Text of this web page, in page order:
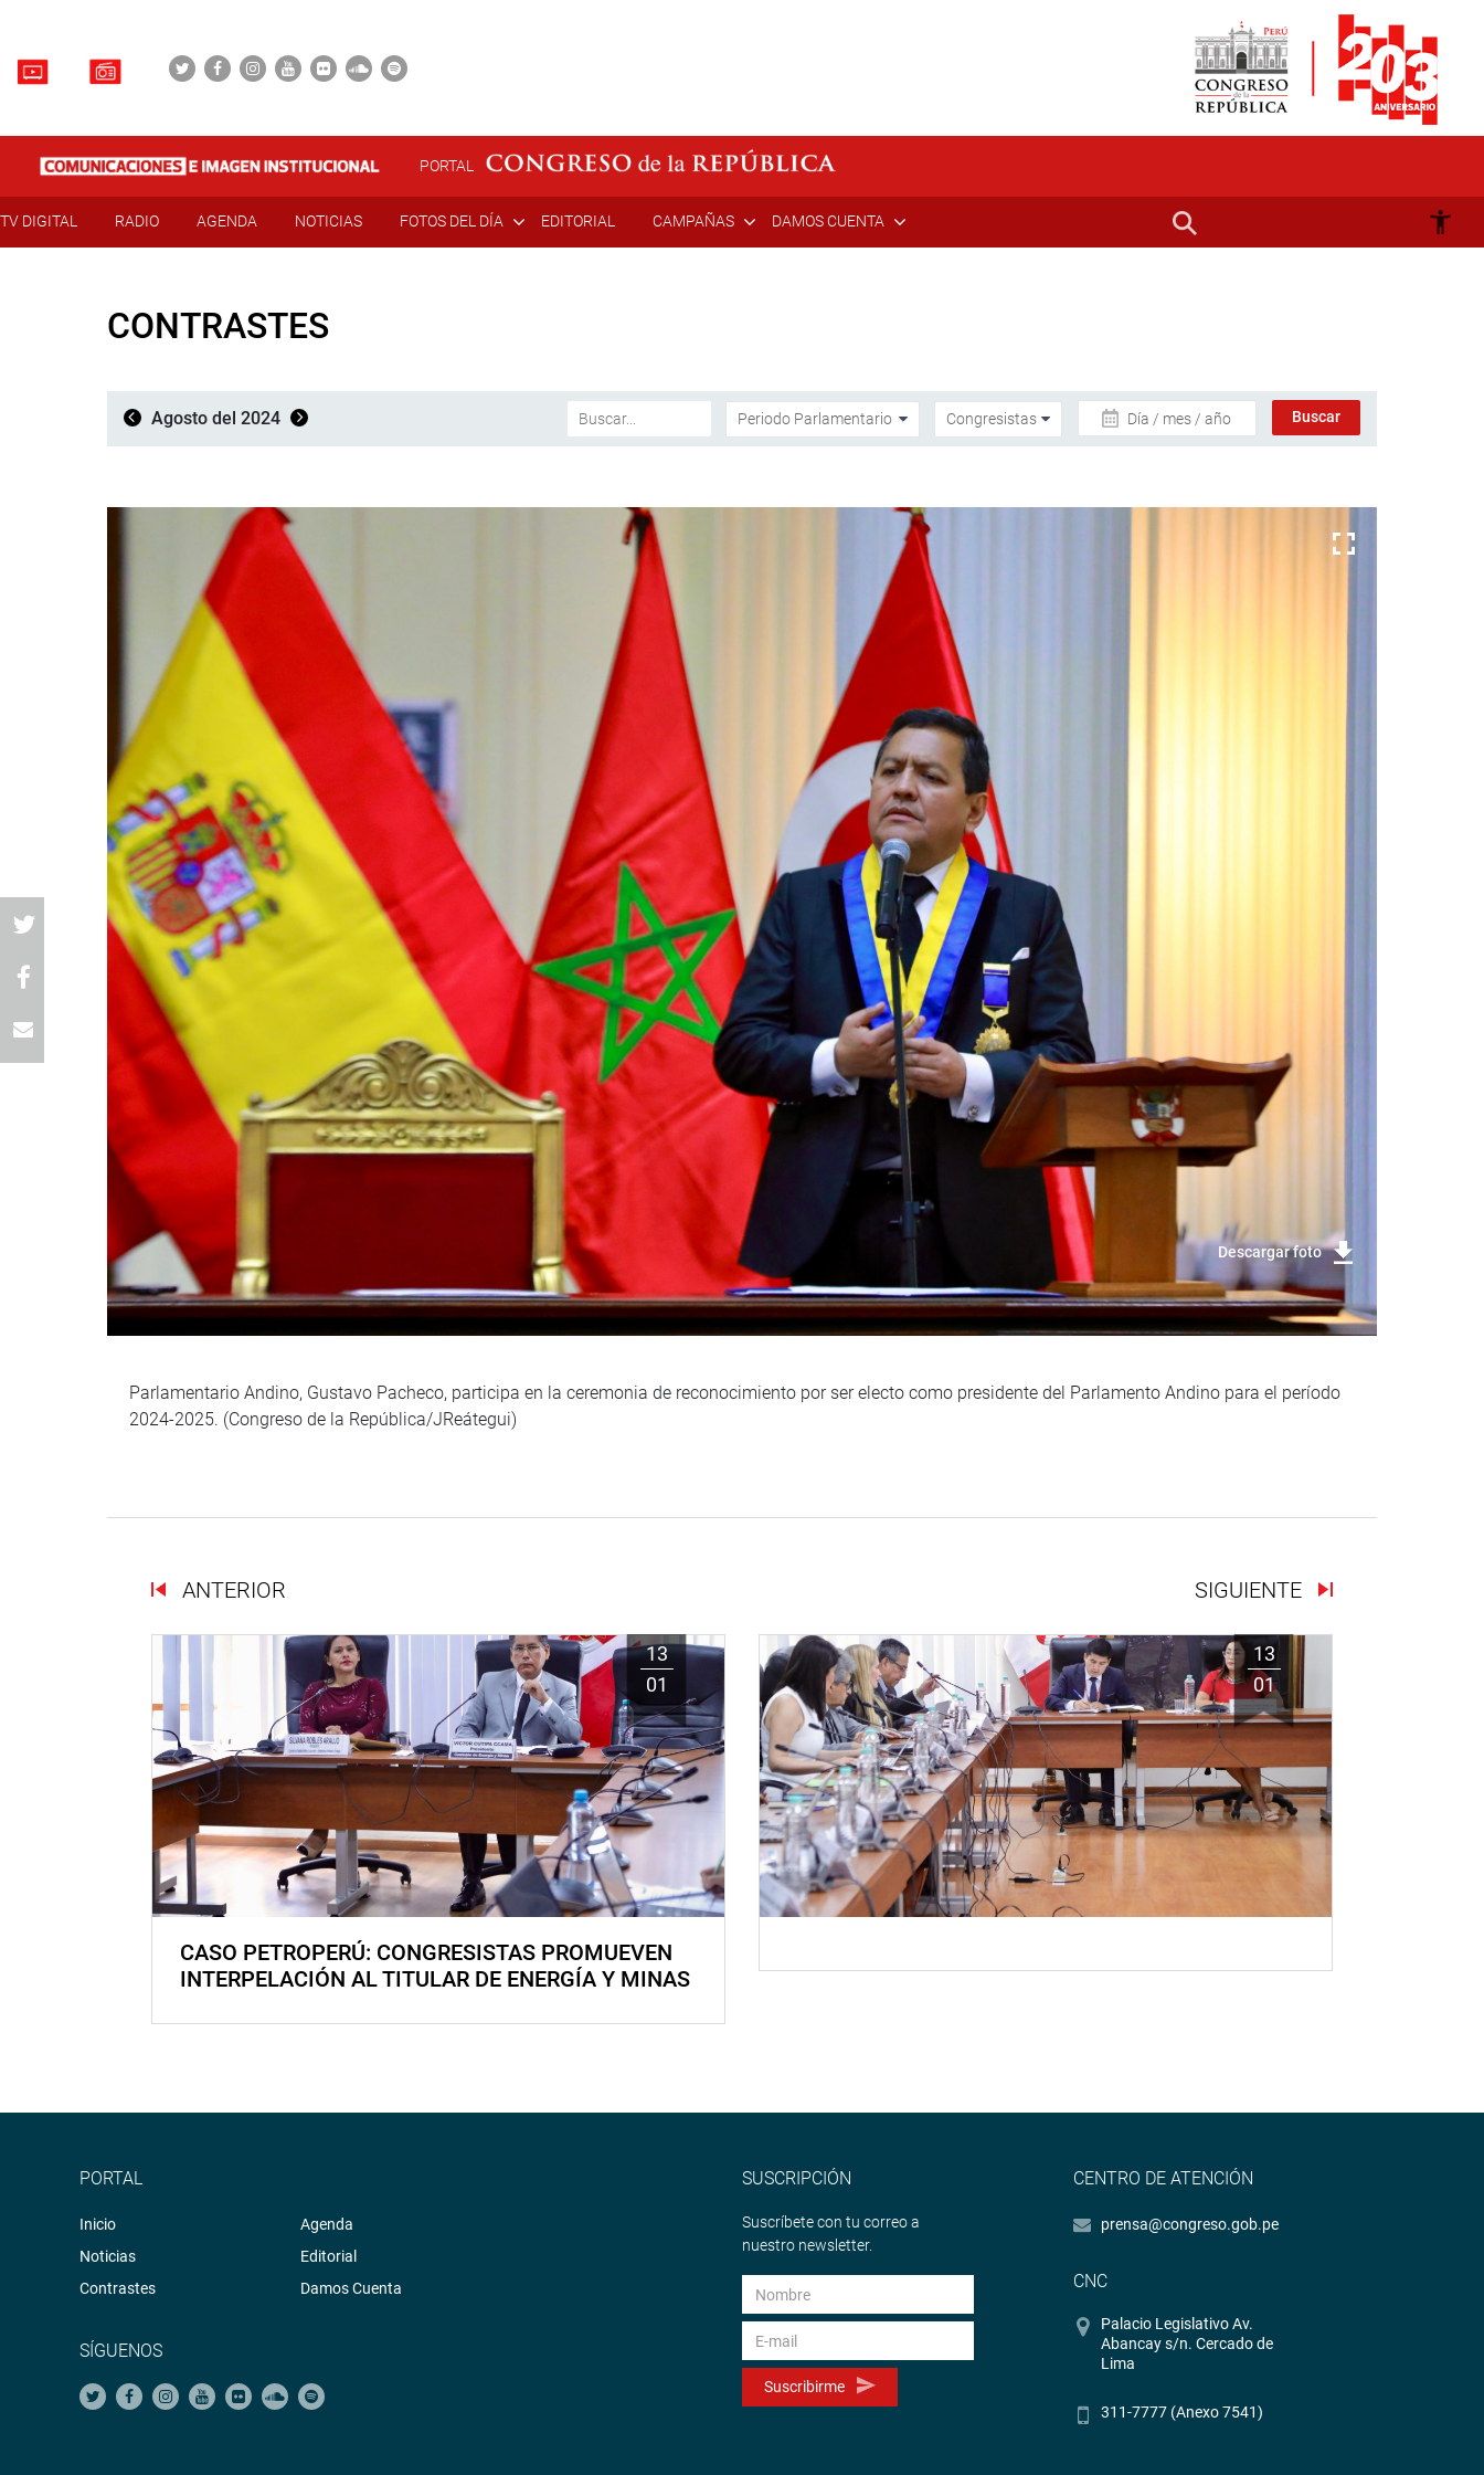
PORTAL
TV DIGITAL RADIO AGENDA NOTICIAS FOTOS DEL DÍA EDITORIAL CAMPAÑAS DAMOS CUENTA
CONTRASTES
Agosto del 2024 Día / mes / año
Descargar foto
Parlamentario Andino, Gustavo Pacheco, participa en la ceremonia de reconocimiento por ser electo como presidente del Parlamento Andino para el período
2024-2025. (Congreso de la República/JReátegui)
ANTERIOR SIGUIENTE
13
01
CASO PETROPERÚ: CONGRESISTAS PROMUEVEN
INTERPELACIÓN AL TITULAR DE ENERGÍA Y MINAS
13
01
PORTAL
Inicio
Noticias
Contrastes
Agenda
Editorial
Damos Cuenta
SÍGUENOS
SUSCRIPCIÓN
Suscríbete con tu correo a
nuestro newsletter.
Suscribirme
CENTRO DE ATENCIÓN
prensa@congreso.gob.pe
CNC
Palacio Legislativo Av.
Abancay s/n. Cercado de
Lima
311-7777 (Anexo 7541)